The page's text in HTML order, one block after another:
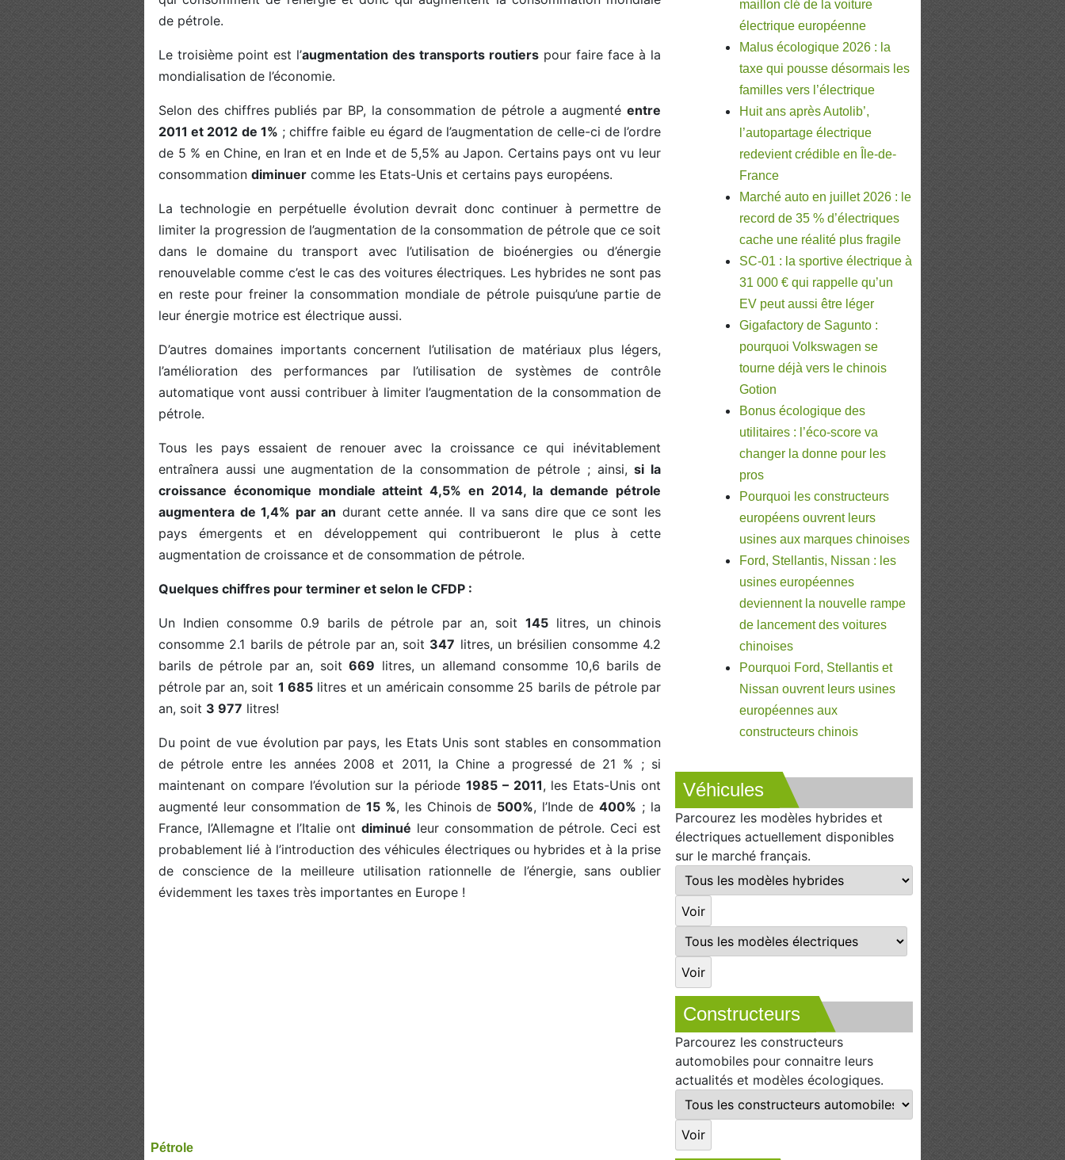
de pétrole.
Le troisième point est l’augmentation des transports routiers pour faire face à la
mondialisation de l’économie.
Selon des chiffres publiés par BP, la consommation de pétrole a augmenté entre
2011 et 2012 de 1% ; chiffre faible eu égard de l’augmentation de celle-ci de l’ordre
de 5 % en Chine, en Iran et en Inde et de 5,5% au Japon. Certains pays ont vu leur
consommation diminuer comme les Etats-Unis et certains pays européens.
La technologie en perpétuelle évolution devrait donc continuer à permettre de
limiter la progression de l’augmentation de la consommation de pétrole que ce soit
dans le domaine du transport avec l’utilisation de bioénergies ou d’énergie
renouvelable comme c’est le cas des voitures électriques. Les hybrides ne sont pas
en reste pour freiner la consommation mondiale de pétrole puisqu’une partie de
leur énergie motrice est électrique aussi.
D’autres domaines importants concernent l’utilisation de matériaux plus légers,
l’amélioration des performances par l’utilisation de systèmes de contrôle
automatique vont aussi contribuer à limiter l’augmentation de la consommation de
pétrole.
Tous les pays essaient de renouer avec la croissance ce qui inévitablement
entraînera aussi une augmentation de la consommation de pétrole ; ainsi,si la
croissance économique mondiale atteint 4,5% en 2014, la demande pétrole
augmentera de 1,4% par an durant cette année. Il va sans dire que ce sont les
pays émergents et en développement qui contribueront le plus à cette
augmentation de croissance et de consommation de pétrole.
Quelques chiffres pour terminer et selon le CFDP :
Un Indien consomme 0.9 barils de pétrole par an, soit 145litres, un chinois
consomme 2.1 barils de pétrole par an, soit 347 litres, un brésilien consomme 4.2
barils de pétrole par an, soit669 litres, un allemand consomme 10,6 barils de
pétrole par an, soit 1 685 litres et un américain consomme 25 barils de pétrole par
an, soit 3 977 litres!
Du point de vue évolution par pays, les Etats Unis sont stables en consommation
de pétrole entre les années 2008 et 2011, la Chine a progressé de 21 % ; si
maintenant on compare l’évolution sur la période 1985 – 2011, les Etats-Unis ont
augmenté leur consommation de 15 %, les Chinois de 500%, l’Inde de400% ; la
France, l’Allemagne et l’Italie ontdiminué leur consommation de pétrole. Ceci est
probablement lié à l’introduction des véhicules électriques ou hybrides et à la prise
de conscience de la meilleure utilisation rationnelle de l’énergie, sans oublier
évidemment les taxes très importantes en Europe !
Pétrole
maillon clé de la voiture
électrique européenne
Malus écologique 2026 : la
taxe qui pousse désormais les
familles vers l’électrique
Huit ans après Autolib’,
l’autopartage électrique
redevient crédible en Île-de-
France
Marché auto en juillet 2026 : le
record de 35 % d’électriques
cache une réalité plus fragile
SC-01 : la sportive électrique à
31 000 € qui rappelle qu’un
EV peut aussi être léger
Gigafactory de Sagunto :
pourquoi Volkswagen se
tourne déjà vers le chinois
Gotion
Bonus écologique des
utilitaires : l’éco-score va
changer la donne pour les
pros
Pourquoi les constructeurs
européens ouvrent leurs
usines aux marques chinoises
Ford, Stellantis, Nissan : les
usines européennes
deviennent la nouvelle rampe
de lancement des voitures
chinoises
Pourquoi Ford, Stellantis et
Nissan ouvrent leurs usines
européennes aux
constructeurs chinois
Véhicules
Parcourez les modèles hybrides et
électriques actuellement disponibles
sur le marché français.
Constructeurs
Parcourez les constructeurs
automobiles pour connaitre leurs
actualités et modèles écologiques.